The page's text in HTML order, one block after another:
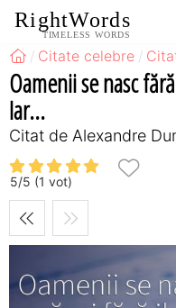
RightWords
TIMELESS WORDS
Citate celebre
Oamenii se nasc
Iar...
Citat de Alexandre
5/5 (1 vot)